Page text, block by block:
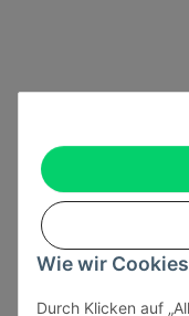
Wie wir
Durch Klicken auf